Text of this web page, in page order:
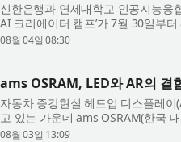
신한은행과 연세대학교 인공지능융
AI 크리에이터 캠프’가 7월 30일부
캠프에는 디지털 교육 기회가 부족한
08월 04일 08:30
ams OSRAM, LED와 AR의 결
자동차 증강현실 헤드업 디스플레
고 있는 가운데 ams OSRAM(한국
RGB LED 광원 ‘OSRAM OSTAR™
08월 03일 13:09